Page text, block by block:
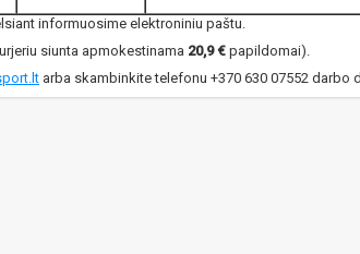
informuosime elektroniniu paštu.
siunta apmokestinama 20,9 € papildomai).
arba skambinkite telefonu +370 630 07552 darbo